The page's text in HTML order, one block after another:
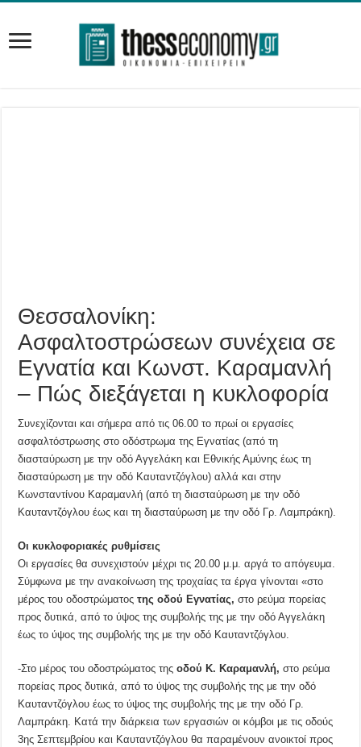
Θεσσαλονίκη:
Ασφαλτοστρώσεων συνέχεια σε
Εγνατία και Κωνστ. Καραμανλή
– Πώς διεξάγεται η κυκλοφορία
Συνεχίζονται και σήμερα από τις 06.00 το πρωί οι εργασίες
ασφαλτόστρωσης στο οδόστρωμα της Εγνατίας (από τη
διασταύρωση με την οδό Αγγελάκη και Εθνικής Αμύνης έως τη
διασταύρωση με την οδό Καυταντζόγλου) αλλά και στην
Κωνσταντίνου Καραμανλή (από τη διασταύρωση με την οδό
Καυταντζόγλου έως και τη διασταύρωση με την οδό Γρ. Λαμπράκη).
Οι κυκλοφοριακές ρυθμίσεις
Οι εργασίες θα συνεχιστούν μέχρι τις 20.00 μ.μ. αργά το απόγευμα.
Σύμφωνα με την ανακοίνωση της τροχαίας τα έργα γίνονται «στο
μέρος του οδοστρώματοςτης οδού Eγνατίας,στο ρεύμα πορείας
προς δυτικά, από το ύψος της συμβολής της με την οδό Αγγελάκη
έως το ύψος της συμβολής της με την οδό Καυταντζόγλου.
-Στο μέρος του οδοστρώματος της οδού Κ. Καραμανλή, στο ρεύμα
πορείας προς δυτικά, από το ύψος της συμβολής της με την οδό
Καυταντζόγλου έως το ύψος της συμβολής της με την οδό Γρ.
Λαμπράκη. Κατά την διάρκεια των εργασιών οι κόμβοι με τις οδούς
3ης Σεπτεμβρίου και Καυταντζόγλου θα παραμένουν ανοικτοί προς